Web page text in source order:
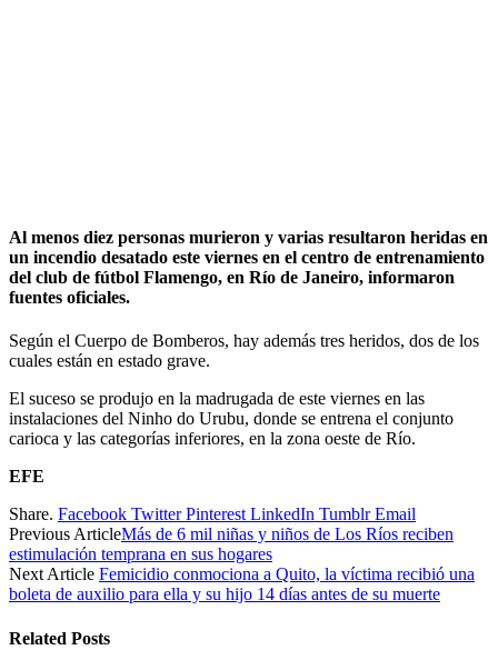
Al menos diez personas murieron y varias resultaron heridas en
un incendio desatado este viernes en el centro de entrenamiento
del club de fútbol Flamengo, en Río de Janeiro, informaron
fuentes oficiales.
Según el Cuerpo de Bomberos, hay además tres heridos, dos de los
cuales están en estado grave.
El suceso se produjo en la madrugada de este viernes en las
instalaciones del Ninho do Urubu, donde se entrena el conjunto
carioca y las categorías inferiores, en la zona oeste de Río.
EFE
Share. Facebook Twitter Pinterest LinkedIn Tumblr Email
Previous ArticleMás de 6 mil niñas y niños de Los Ríos reciben
estimulación temprana en sus hogares
Next Article Femicidio conmociona a Quito, la víctima recibió una
boleta de auxilio para ella y su hijo 14 días antes de su muerte
Related Posts